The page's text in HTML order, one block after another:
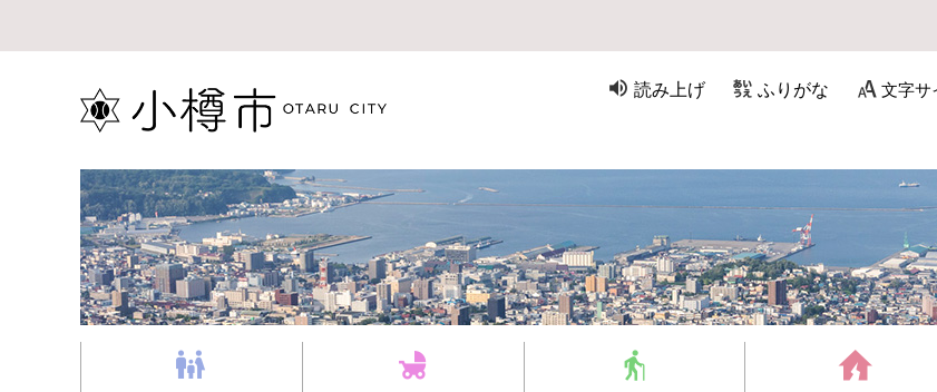
読み上げ ふりがな 文字サ